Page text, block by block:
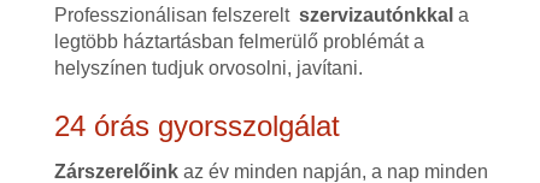
Professzionálisan felszerelt szervizautónkkal a
legtöbb háztartásban felmerülő problémát a
helyszínen tudjuk orvosolni, javítani.
24 órás gyorsszolgálat
Zárszerelőinkaz év minden napján, a nap minden